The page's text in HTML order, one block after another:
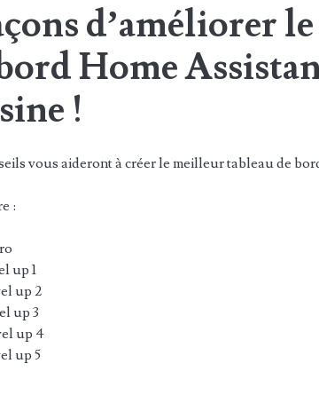
d’améliorer
Home
!
vous aideront à créer le meilleur tableau de
:
up 1
up 2
up 3
up 4
up 5